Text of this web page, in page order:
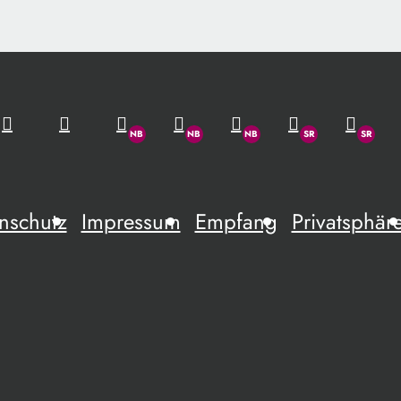
Impressum Empfang